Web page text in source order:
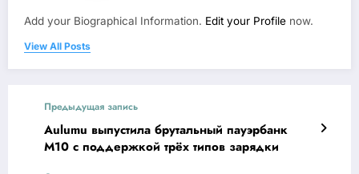
Add your Biographical Information. Edit your Profile now.
View All Posts
Предыдущая запись
Aulumu выпустила брутальный пауэрбанк
M10 с поддержкой трёх типов зарядки